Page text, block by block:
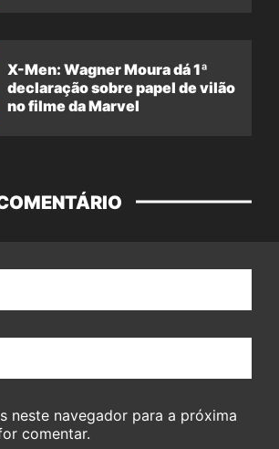
X-Men: Wagner Moura dá 1ª
declaração sobre papel de vilão
no filme da Marvel
neste navegador para a próxima
comentar.